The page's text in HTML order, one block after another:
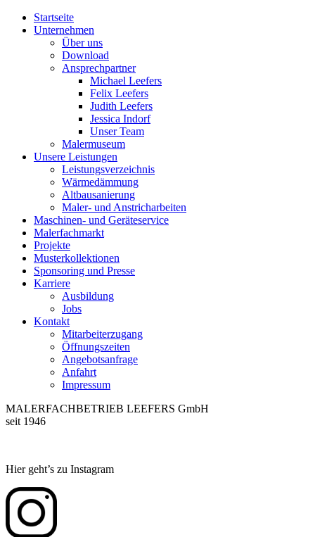
Startseite
Unternehmen
Über uns
Download
Ansprechpartner
Michael Leefers
Felix Leefers
Judith Leefers
Jessica Indorf
Unser Team
Malermuseum
Unsere Leistungen
Leistungsverzeichnis
Wärmedämmung
Altbausanierung
Maler- und Anstricharbeiten
Maschinen- und Geräteservice
Malerfachmarkt
Projekte
Musterkollektionen
Sponsoring und Presse
Karriere
Ausbildung
Jobs
Kontakt
Mitarbeiterzugang
Öffnungszeiten
Angebotsanfrage
Anfahrt
Impressum
MALERFACHBETRIEB LEEFERS GmbH
seit 1946
Hier geht’s zu Instagram